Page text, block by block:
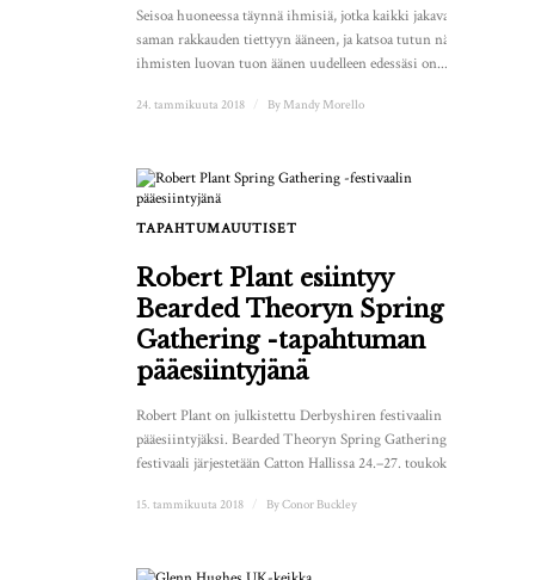
Seisoa huoneessa täynnä ihmisiä, jotka kaikki jakavat
saman rakkauden tiettyyn ääneen, ja katsoa tutun näköisten
ihmisten luovan tuon äänen uudelleen edessäsi on...
24. tammikuuta 2018 By Mandy Morello
TAPAHTUMAUUTISET
Robert Plant esiintyy
Bearded Theoryn Spring
Gathering -tapahtuman
pääesiintyjänä
Robert Plant on julkistettu Derbyshiren festivaalin
pääesiintyjäksi. Bearded Theoryn Spring Gathering -
festivaali järjestetään Catton Hallissa 24.–27. toukokuuta...
15. tammikuuta 2018 ByConor Buckley